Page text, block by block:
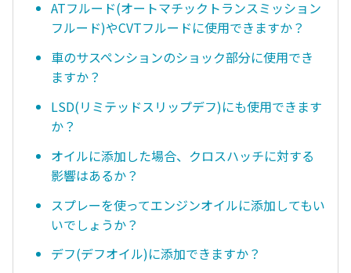
ATフルード(オートマチックトランスミッション
フルード)やCVTフルードに使用できますか？
車のサスペンションのショック部分に使用でき
ますか？
LSD(リミテッドスリップデフ)にも使用できます
か？
オイルに添加した場合、クロスハッチに対する
影響はあるか？
スプレーを使ってエンジンオイルに添加してもい
いでしょうか？
デフ(デフオイル)に添加できますか？